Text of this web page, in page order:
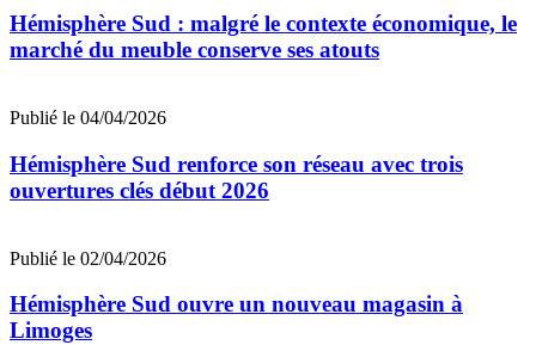
Hémisphère Sud : malgré le contexte économique, le
marché du meuble conserve ses atouts
Publié le 04/04/2026
Hémisphère Sud renforce son réseau avec trois
ouvertures clés début 2026
Publié le 02/04/2026
Hémisphère Sud ouvre un nouveau magasin à
Limoges